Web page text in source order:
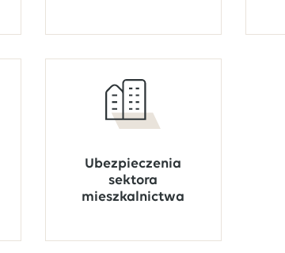
Ubezpieczenia
sektora
mieszkalnictwa